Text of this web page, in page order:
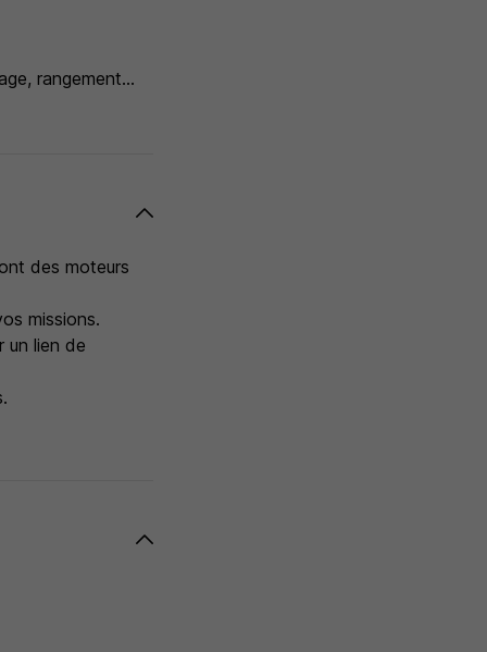
rangement...
des moteurs
missions.
un lien de